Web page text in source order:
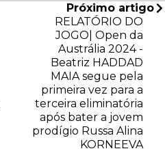
Próximo artigo
RELATÓRIO DO
JOGO| Open da
Austrália 2024 -
Beatriz HADDAD
MAIA segue pela
primeira vez para a
terceira eliminatória
após bater a jovem
prodígio Russa Alina
KORNEEVA